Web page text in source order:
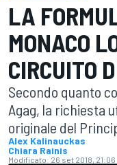
LA
MONACO
CIRCUITO
Secondo quanto
Agag, la richiesta
originale del
Alex Kalinauckas
Chiara Rainis
Modificato: 26 set 2018, 21:06